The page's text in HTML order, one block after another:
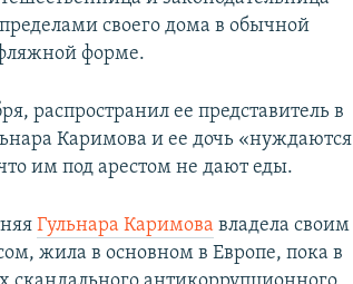
своего дома в обычной
форме.
распространил ее представитель в
Каримова и ее дочь «нуждаются
им под арестом не дают еды.
Гульнара Каримова владела своим
жила в основном в Европе, пока в